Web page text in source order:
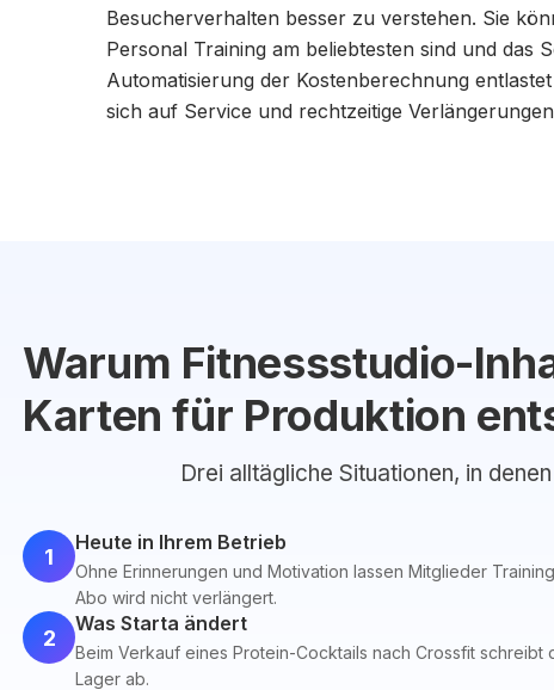
Besucherverhalten besser zu verstehen. Sie
Personal Training am beliebtesten sind und das
Automatisierung der Kostenberechnung
sich auf Service und rechtzeitige
Warum Fitnessstudio-
Karten für Produktion
Drei alltägliche Situationen, in
1
Heute in Ihrem Betrieb
Ohne Erinnerungen und Motivation lassen Mitglieder
Abo wird nicht verlängert.
2
Was Starta ändert
Beim Verkauf eines Protein-Cocktails nach Crossfit
Lager ab.